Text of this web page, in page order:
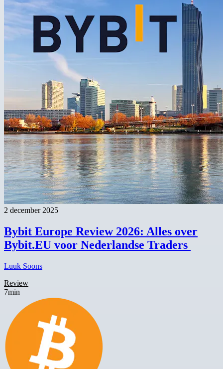
2 december 2025
Bybit Europe Review 2026: Alles over
Bybit.EU voor Nederlandse Traders
Luuk Soons
Review
7min